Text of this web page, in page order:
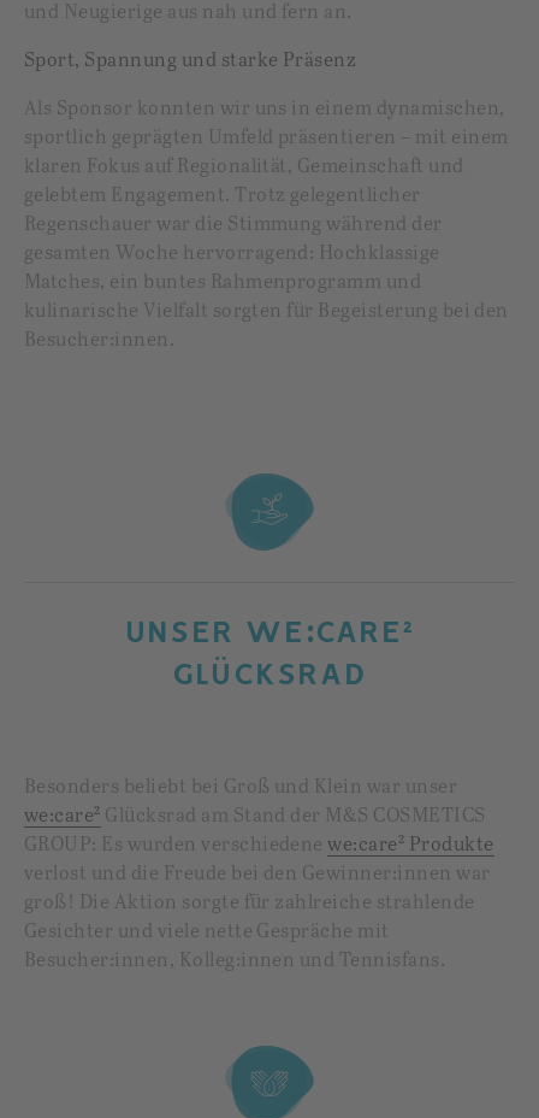
und Neugierige aus nah und fern an.
Sport, Spannung und starke Präsenz
Als Sponsor konnten wir uns in einem dynamischen,
sportlich geprägten Umfeld präsentieren – mit einem
klaren Fokus auf Regionalität, Gemeinschaft und
gelebtem Engagement. Trotz gelegentlicher
Regenschauer war die Stimmung während der
gesamten Woche hervorragend: Hochklassige
Matches, ein buntes Rahmenprogramm und
kulinarische Vielfalt sorgten für Begeisterung bei den
Besucher:innen.
UNSER WE:CARE²
GLÜCKSRAD
Besonders beliebt bei Groß und Klein war unser
we:care² Glücksrad am Stand der M&S COSMETICS
GROUP: Es wurden verschiedenewe:care² Produkte
verlost und die Freude bei den Gewinner:innen war
groß! Die Aktion sorgte für zahlreiche strahlende
Gesichter und viele nette Gespräche mit
Besucher:innen, Kolleg:innen und Tennisfans.